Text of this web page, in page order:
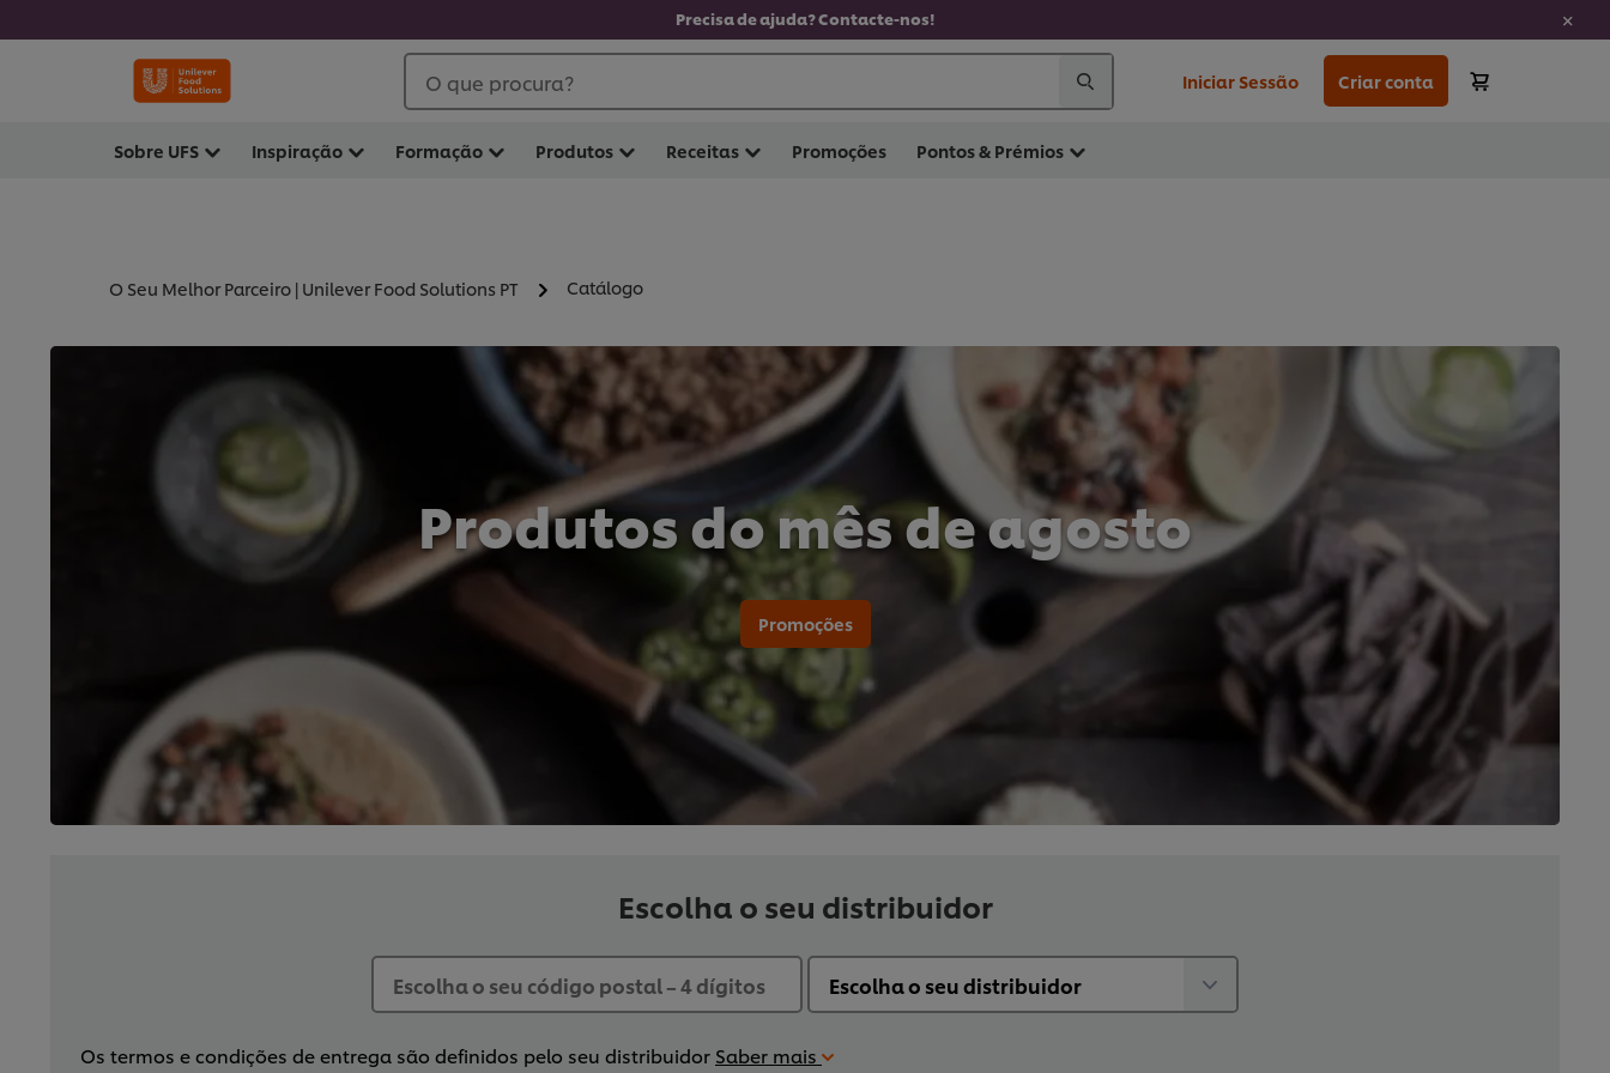
Precisa de ajuda? Contacte-nos!
O que procura? Iniciar Sessão Criar conta
Sobre UFS Inspiração Formação Produtos Receitas Promoções Pontos & Prémios
O Seu Melhor Parceiro | Unilever Food Solutions PT Catálogo
Produtos do mês de agosto
Promoções
Escolha o seu distribuidor
Os termos e condições de entrega são definidos pelo seu distribuidor Saber mais